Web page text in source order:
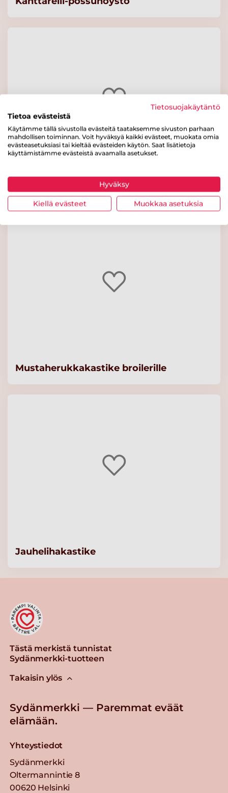
Tonnikalapastavuoka
Mustaherukkakastike broilerille
Jauhelihakastike
Tästä merkistä tunnistat
Sydänmerkki-tuotteen
Takaisin ylös
Sydänmerkki — Paremmat eväät
elämään.
Yhteystiedot
Sydänmerkki
Oltermannintie 8
00620 Helsinki
Tietosuojakäytäntö
Tietoa evästeistä
Käytämme tällä sivustolla evästeitä taataksemme sivuston parhaan
mahdollisen toiminnan. Voit hyväksyä kaikki evästeet, muokata omia
evästeasetuksiasi tai kieltää evästeiden käytön. Saat lisätietoja
käyttämistämme evästeistä avaamalla asetukset.
Hyväksy
Kiellä evästeet Muokkaa asetuksia